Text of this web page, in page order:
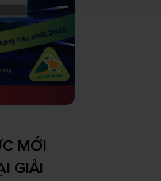
MỚI
GIẢI